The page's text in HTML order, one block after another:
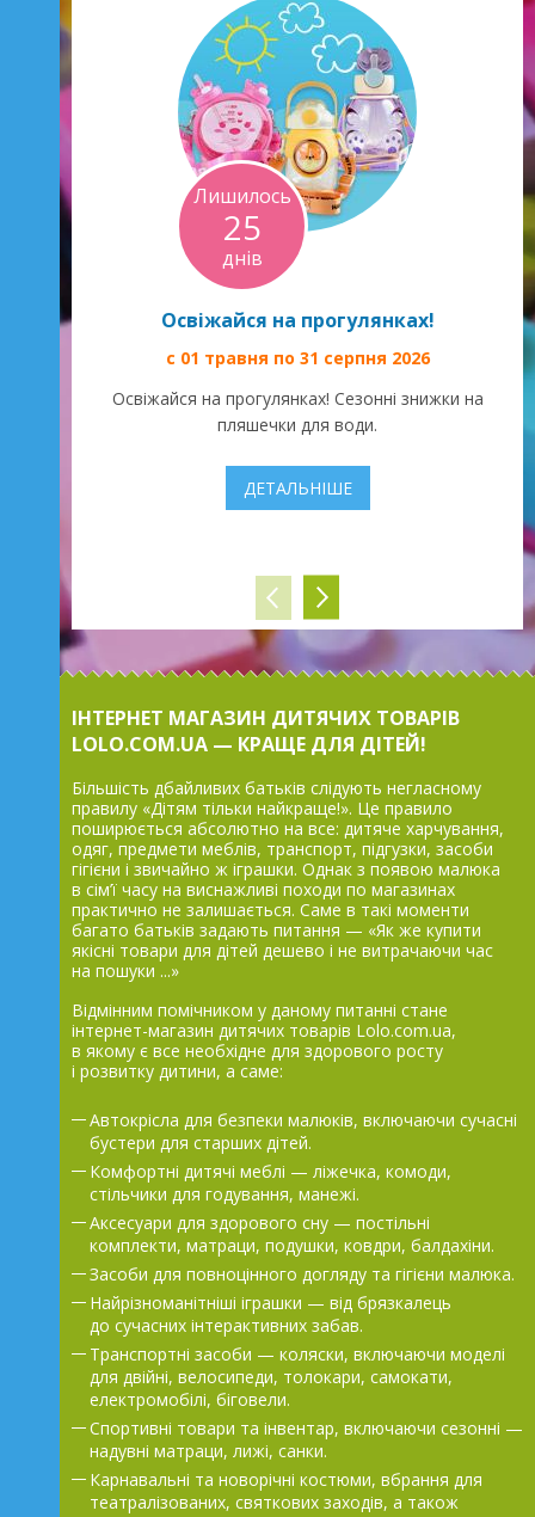
Лишилось
25
днів
Освіжайся на прогулянках!
с 01 травня по 31 серпня 2026
Освіжайся на прогулянках! Сезонні знижки на
пляшечки для води.
ДЕТАЛЬНІШЕ
ІНТЕРНЕТ МАГАЗИН ДИТЯЧИХ ТОВАРІВ
LOLO.COM.UA — КРАЩЕ ДЛЯ ДІТЕЙ!
Більшість дбайливих батьків слідують негласному
правилу «Дітям тільки найкраще!». Це правило
поширюється абсолютно на все: дитяче харчування,
одяг, предмети меблів, транспорт, підгузки, засоби
гігієни і звичайно ж іграшки. Однак з появою малюка
в сім’ї часу на виснажливі походи по магазинах
практично не залишається. Саме в такі моменти
багато батьків задають питання — «Як же купити
якісні товари для дітей дешево і не витрачаючи час
на пошуки ...»
Відмінним помічником у даному питанні стане
інтернет-магазин дитячих товарів Lolo.com.ua,
в якому є все необхідне для здорового росту
і розвитку дитини, а саме:
Автокрісла для безпеки малюків, включаючи сучасні
бустери для старших дітей.
Комфортні дитячі меблі — ліжечка, комоди,
стільчики для годування, манежі.
Аксесуари для здорового сну — постільні
комплекти, матраци, подушки, ковдри, балдахіни.
Засоби для повноцінного догляду та гігієни малюка.
Найрізноманітніші іграшки — від брязкалець
до сучасних інтерактивних забав.
Транспортні засоби — коляски, включаючи моделі
для двійні, велосипеди, толокари, самокати,
електромобілі, біговели.
Спортивні товари та інвентар, включаючи сезонні —
надувні матраци, лижі, санки.
Карнавальні та новорічні костюми, вбрання для
театралізованих, святкових заходів, а також